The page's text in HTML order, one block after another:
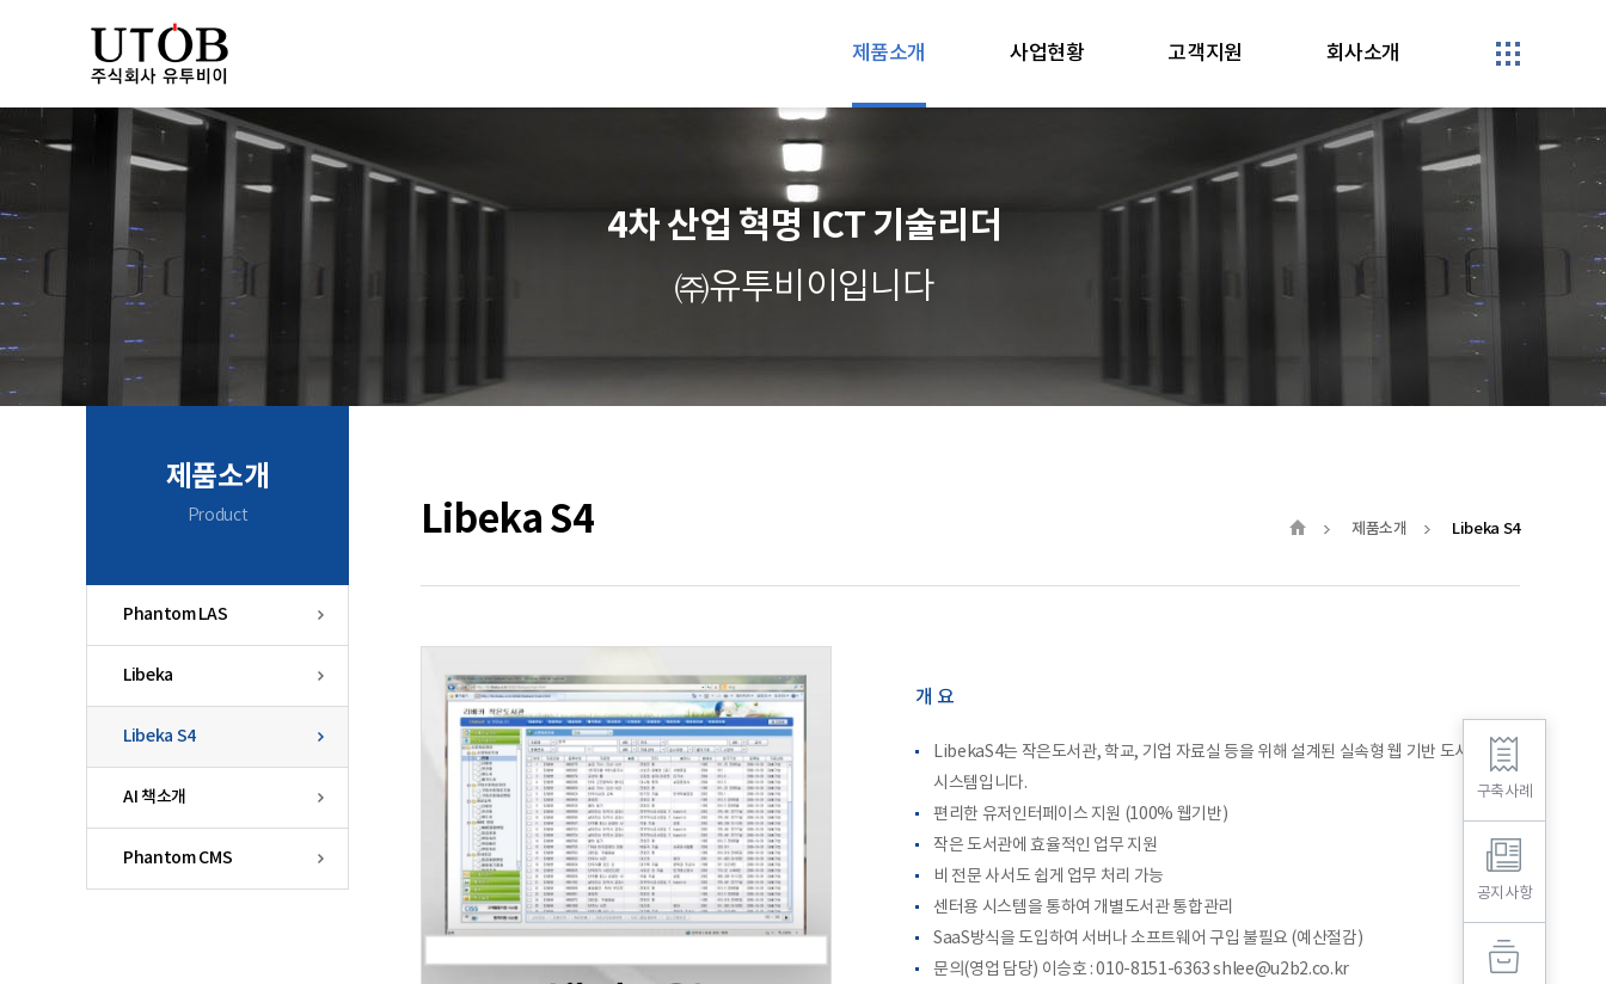
제품소개 사업현황 고객지원 회사소개
구축사례
공지사항
4차 산업 혁명 ICT 기술리더
㈜유투비이입니다
제품소개
Product
Phantom LAS
Libeka
Libeka S4
AI 책소개
Phantom CMS
Libeka S4 제품소개 Libeka S4
개 요
LibekaS4는 작은도서관, 학교, 기업 자료실 등을 위해 설계된 실속형 웹 기반 도서관리
시스템입니다.
편리한 유저인터페이스 지원 (100% 웹기반)
작은 도서관에 효율적인 업무 지원
비 전문 사서도 쉽게 업무 처리 가능
센터용 시스템을 통하여 개별도서관 통합관리
SaaS방식을 도입하여 서버나 소프트웨어 구입 불필요 (예산절감)
문의(영업 담당) 이승호 : 010-8151-6363 shlee@u2b2.co.kr